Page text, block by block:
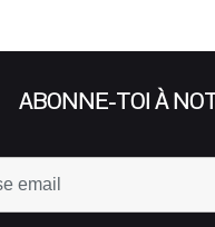
ABONNE-TOI À